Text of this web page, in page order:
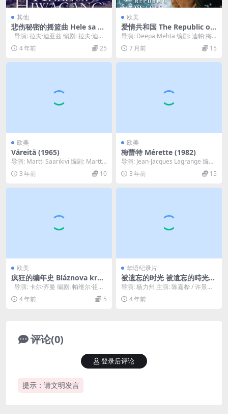
其他
悲伤秘密的摇篮曲 Hele sa hi
wagang hapis (2016)
导演: 拉夫·迪亚兹 编剧: 拉夫·迪亚
兹 主演: 皮奥洛·帕斯奎...
4 年前 25
欧美
爱情共和国 The Republic of
Love (2004)
导演: Deepa Mehta 编剧: 迪帕·梅
塔 / Esta Spaldin...
7 月前 15
欧美
Väreitä (1965)
导演: Martti Saarikivi 编剧: Martti
Saarikiv...
3 年前 10
欧美
梅蕾特 Mérette (1982)
导演: Jean-Jacques Lagrange 编
剧: Jean-Louis...
3 年前 15
欧美
疯狂的编年史 Bláznova kron
ika (1964)
导演: 卡尔·齐曼 编剧: 帕维尔·祖拉
契克 / Radovan ...
4 年前 5
华语纪录片
被遗忘的时光 被遺忘的時光
(2010)
导演: 杨力州 主演: 陈嘉桦 / 许景
珍 / 张淑洁 / 彭宜君 / 张勉哲 ...
4 年前
评论(0)
提示：请文明发言
登录后评论